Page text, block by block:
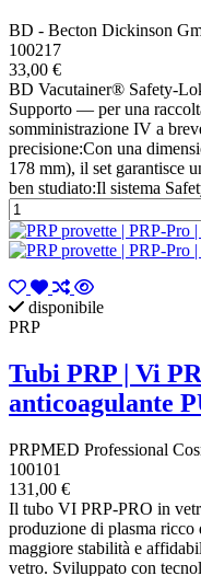
BD - Becton Dickinson
100217
33,00 €
BD Vacutainer® Safety-
Supporto — per una
somministrazione IV a
precisione:Con una
178 mm), il set garantisce
ben studiato:Il sistema
disponibile
PRP
Tubi PRP | Vi
anticoagulante
PRPMED Professional
100101
131,00 €
Il tubo VI PRP-PRO in
produzione di plasma ricco
maggiore stabilità e
vetro. Sviluppato con